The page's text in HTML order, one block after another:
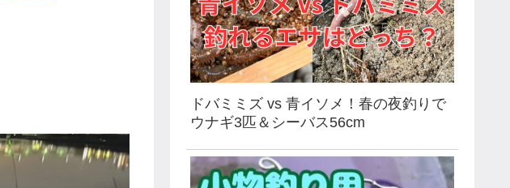
ドバミミズ vs 青イソメ！春の夜釣りで
ウナギ3匹＆シーバス56cm